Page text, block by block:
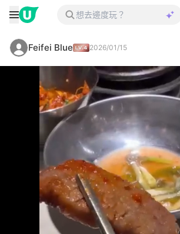
Feifei Blue 2026/01/15